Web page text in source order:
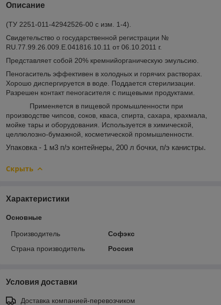
Описание
(ТУ 2251-011-42942526-00 с изм. 1-4).
Свидетельство о государственной регистрации №
RU.77.99.26.009.Е.041816.10.11 от 06.10.2011 г.
Представляет собой 20% кремнийорганическую эмульсию.
Пеногаситель эффективен в холодных и горячих растворах.
Хорошо диспергируется в воде. Поддается стерилизации.
Разрешен контакт пеногасителя с пищевыми продуктами.
Применяется в пищевой промышленности при
производстве чипсов, соков, кваса, спирта, сахара, крахмала,
мойке тары и оборудования. Используется в химической,
целлюлозно-бумажной, косметической промышленности.
Упаковка - 1 м3 п/э контейнеры, 200 л бочки, п/э канистры.
Скрыть
Характеристики
Основные
Производитель
Софэкс
Страна производитель
Россия
Условия доставки
Доставка компанией-перевозчиком